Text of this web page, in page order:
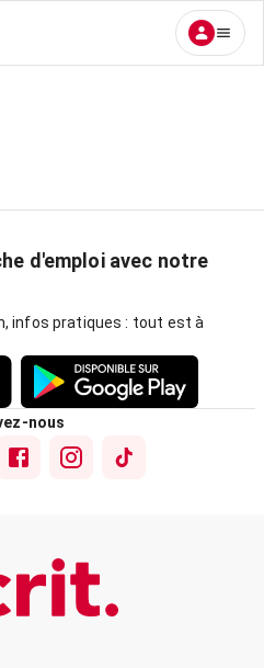
d'emploi avec notre
infos pratiques : tout est à
nous